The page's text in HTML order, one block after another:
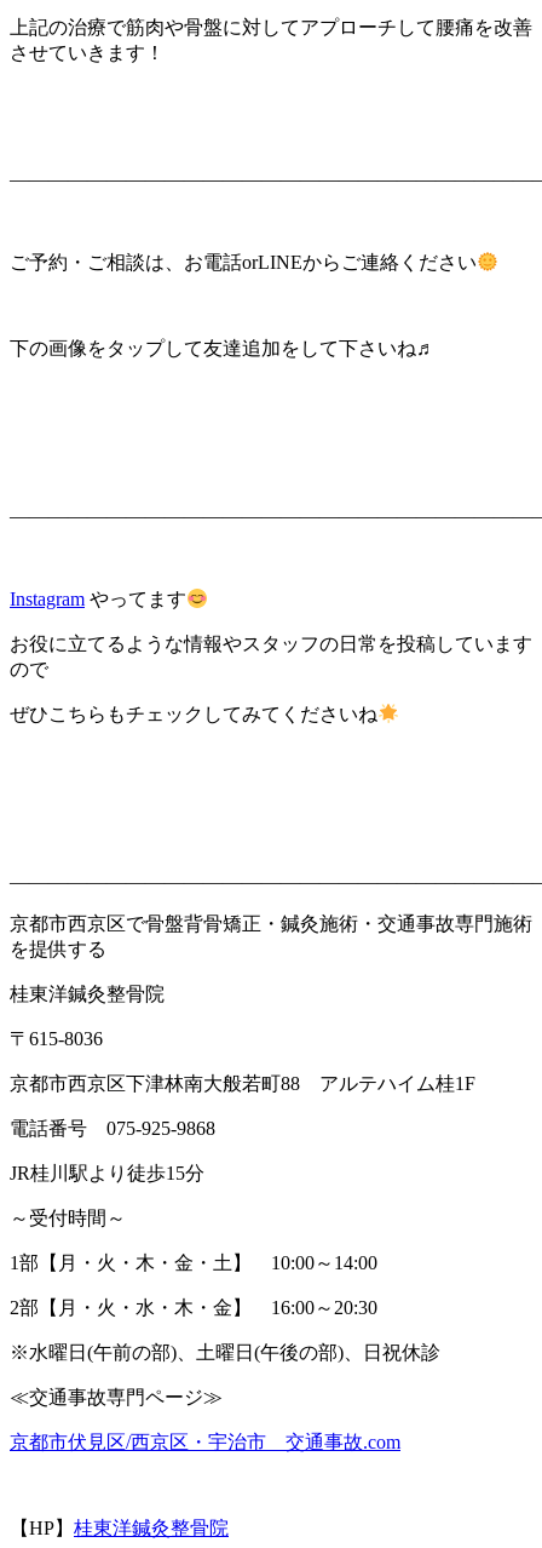
上記の治療で筋肉や骨盤に対してアプローチして腰痛を改善
させていきます！
ご予約・ご相談は、お電話orLINEからご連絡ください
下の画像をタップして友達追加をして下さいね♬
Instagram やってます
お役に立てるような情報やスタッフの日常を投稿しています
ので
ぜひこちらもチェックしてみてくださいね
京都市西京区で骨盤背骨矯正・鍼灸施術・交通事故専門施術
を提供する
桂東洋鍼灸整骨院
〒 615-8036
京都市西京区下津林南大般若町88 アルテハイム桂1F
電話番号 075-925-9868
JR桂川駅より徒歩15分
～受付時間～
1部【月・火・木・金・土】 10:00～ 14:00
2部【月・火・水・木・金】 16:00～ 20:30
※水曜日 (午前の部) 、土曜日 (午後の部) 、日祝休診
≪交通事故専門ページ≫
京都市伏見区/西京区・宇治市 交通事故.com
【HP】 桂東洋鍼灸整骨院